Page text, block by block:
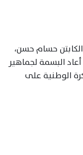
حسام حسن،
أعاد البسمة لجماهير
الوطنية على